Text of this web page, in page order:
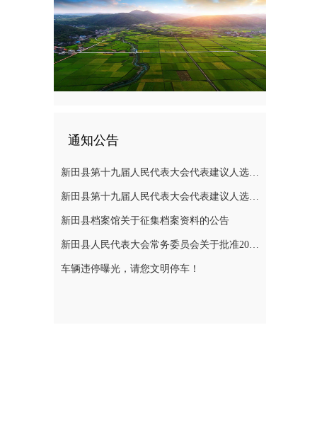
通知公告
新田县第十九届人民代表大会代表建议人选公示
新田县第十九届人民代表大会代表建议人选公示
新田县档案馆关于征集档案资料的公告
新田县人民代表大会常务委员会关于批准2025年县级决算的决议
车辆违停曝光，请您文明停车！